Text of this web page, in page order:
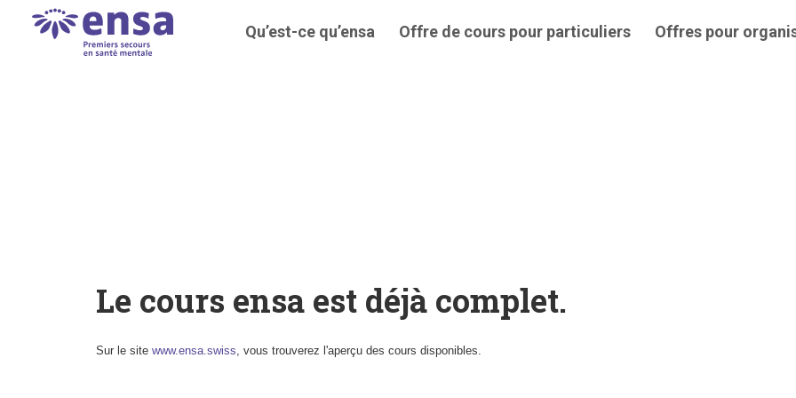
Qu’est-ce qu’ensa Offre de cours pour particuliers Offres pour
Le cours ensa est déjà complet.
Sur le site www.ensa.swiss , vous trouverez l'aperçu des cours disponibles.